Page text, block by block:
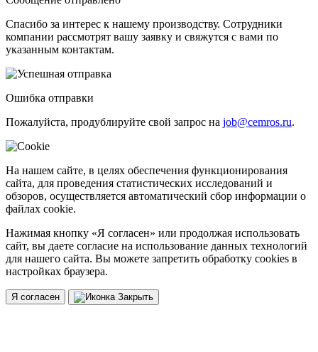
Спасибо за интерес к нашему производству. Сотрудники
компании рассмотрят вашу заявку и свяжутся с вами по
указанным контактам.
Ошибка отправки
Пожалуйста, продублируйте свой запрос на job@cemros.ru.
На нашем сайте, в целях обеспечения функционирования
сайта, для проведения статистических исследований и
обзоров, осуществляется автоматический сбор информации о
файлах cookie.
Нажимая кнопку «Я согласен» или продолжая использовать
сайт, вы даете согласие на использование данных технологий
для нашего сайта. Вы можете запретить обработку cookies в
настройках браузера.
Я согласен Закрыть